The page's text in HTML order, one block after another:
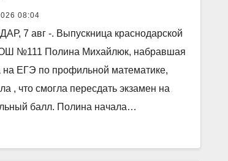
балл
08:04
7 авг -. Выпускница краснодарской
№111 Полина Михайлюк, набравшая
на ЕГЭ по профильной математике,
, что смогла пересдать экзамен на
балл. Полина начала…